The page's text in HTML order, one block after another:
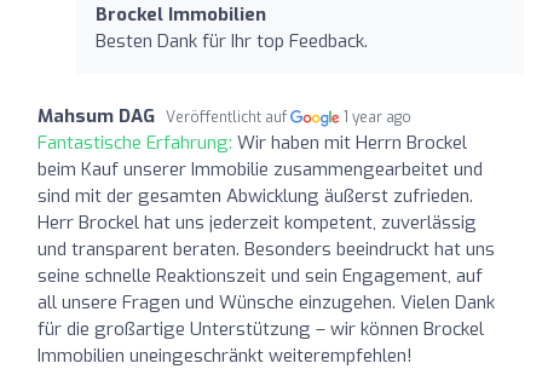
Brockel Immobilien
Besten Dank für Ihr top Feedback.
Mahsum DAG Veröffentlicht auf 1 year ago
Fantastische Erfahrung: Wir haben mit Herrn Brockel
beim Kauf unserer Immobilie zusammengearbeitet und
sind mit der gesamten Abwicklung äußerst zufrieden.
Herr Brockel hat uns jederzeit kompetent, zuverlässig
und transparent beraten. Besonders beeindruckt hat uns
seine schnelle Reaktionszeit und sein Engagement, auf
all unsere Fragen und Wünsche einzugehen. Vielen Dank
für die großartige Unterstützung – wir können Brockel
Immobilien uneingeschränkt weiterempfehlen!